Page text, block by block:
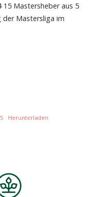
15 Mastersheber aus 5
der Mastersliga im
Herunterladen